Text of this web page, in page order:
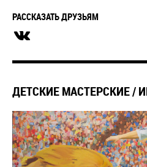
РАССКАЗАТЬ ДРУЗЬЯМ
ДЕТСКИЕ МАСТЕРСКИЕ /